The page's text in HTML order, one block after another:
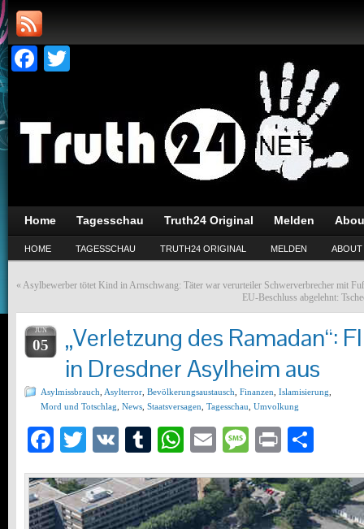
Facebook
Home Tagesschau Truth24 Original Melden
HOME TAGESSCHAU TRUTH24 ORIGINAL MELDEN ABOUT
« Asylbewerber tötet Kind in Arnschwang: Täter war verurteiler Schwerverbrecher mit
EU-Beschluss abgelehnt:
JUN
05
„Verletzung des Ramadan“:
in Dresdner Asylheim aus
Asylmissbrauch Asylterror Bevölkerungsaustausch Finanzen Islamisierung
Mord und Totschlag News Staatsversagen Tagesschau Umvolkung
Facebook
Twitter
VK Tumblr
WhatsApp
EmailMessage
Print